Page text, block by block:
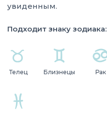
увиденным.
Подходит знаку зодиака:
Телец Близнецы Рак